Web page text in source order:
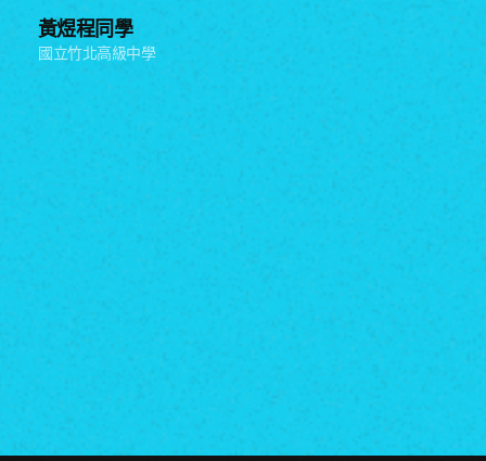
黃煜程同學
國立竹北高級中學